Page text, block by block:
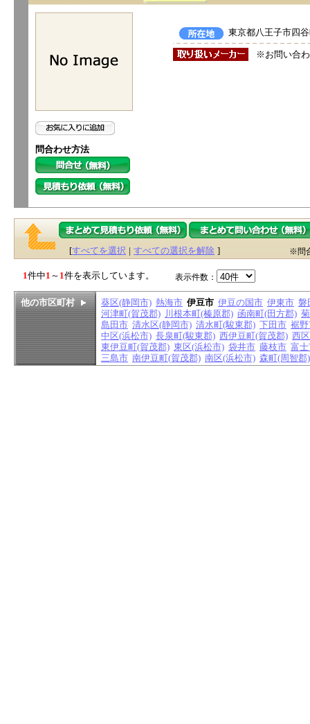
問合わせ方法
東京都八王子市四
※お問い合
[すべてを選択 | すべての選択を解除 ] ※問
1件中1 ～ 1件を表示しています。 表示件数：
他の市区町村 葵区(静岡市) 熱海市 伊豆市 伊豆の国市 伊東市 磐
河津町(賀茂郡) 川根本町(榛原郡) 函南町(田方郡)
島田市 清水区(静岡市) 清水町(駿東郡) 下田市 裾
中区(浜松市) 長泉町(駿東郡) 西伊豆町(賀茂郡) 西
東伊豆町(賀茂郡) 東区(浜松市) 袋井市 藤枝市 富
三島市 南伊豆町(賀茂郡) 南区(浜松市) 森町(周智郡)